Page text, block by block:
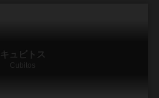
キュビトス
Cubitos